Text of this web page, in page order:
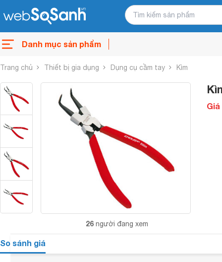
Danh mục sản phẩm
Trang chủ Thiết bị gia dụng Dụng cụ cầm tay Kìm
26 người đang xem
So sánh giá